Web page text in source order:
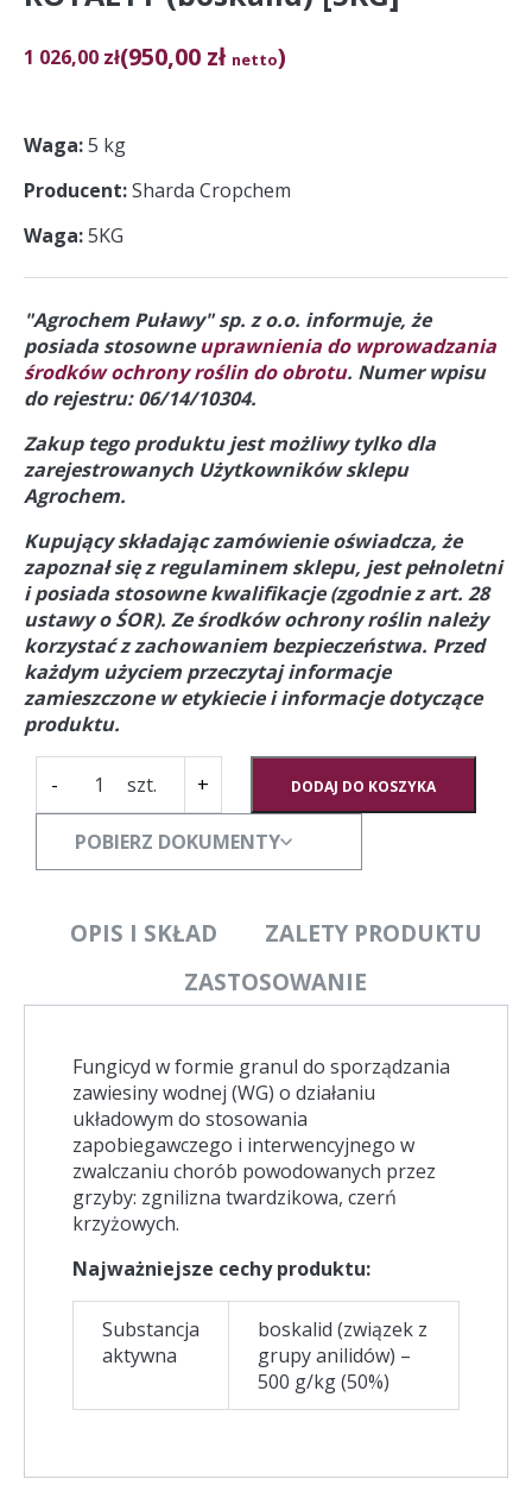
1 026,00 zł(950,00 zł netto)
Waga 5 kg
Producent Sharda Cropchem
Waga 5KG
"Agrochem Puławy" sp. z o.o. informuje, że
posiada stosowneuprawnienia do wprowadzania
środków ochrony roślin do obrotu. Numer wpisu
do rejestru: 06/14/10304.
Zakup tego produktu jest możliwy tylko dla
zarejestrowanych Użytkowników sklepu
Agrochem.
Kupujący składając zamówienie oświadcza, że
zapoznał się z regulaminem sklepu, jest pełnoletni
i posiada stosowne kwalifikacje (zgodnie z art. 28
ustawy o ŚOR). Ze środków ochrony roślin należy
korzystać z zachowaniem bezpieczeństwa. Przed
każdym użyciem przeczytaj informacje
zamieszczone w etykiecie i informacje dotyczące
produktu.
-
ROYALTY
(boskalid)
[5KG]
+ DODAJ DO KOSZYKA
POBIERZ DOKUMENTY
OPIS I SKŁAD
ZALETY PRODUKTU
ZASTOSOWANIE
Fungicyd w formie granul do sporządzania
zawiesiny wodnej (WG) o działaniu
układowym do stosowania
zapobiegawczego i interwencyjnego w
zwalczaniu chorób powodowanych przez
grzyby: zgnilizna twardzikowa, czerń
krzyżowych.
Najważniejsze cechy produktu:
Substancja
aktywna
boskalid (związek z
grupy anilidów) –
500 g/kg (50%)